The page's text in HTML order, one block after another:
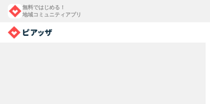
無料ではじめる！
地域コミュニティアプリ